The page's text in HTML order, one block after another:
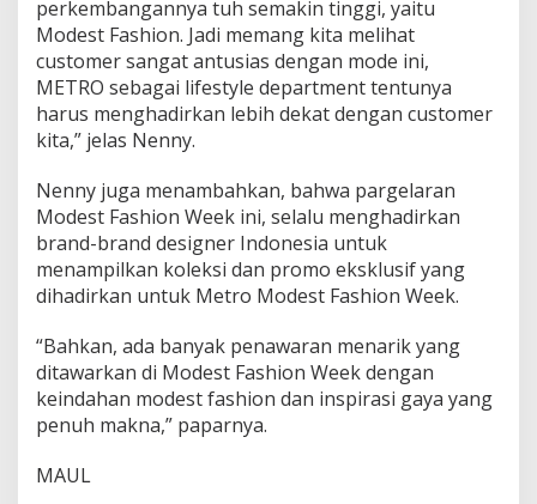
perkembangannya tuh semakin tinggi, yaitu
Modest Fashion. Jadi memang kita melihat
customer sangat antusias dengan mode ini,
METRO sebagai lifestyle department tentunya
harus menghadirkan lebih dekat dengan customer
kita,” jelas Nenny.
Nenny juga menambahkan, bahwa pargelaran
Modest Fashion Week ini, selalu menghadirkan
brand-brand designer Indonesia untuk
menampilkan koleksi dan promo eksklusif yang
dihadirkan untuk Metro Modest Fashion Week.
“Bahkan, ada banyak penawaran menarik yang
ditawarkan di Modest Fashion Week dengan
keindahan modest fashion dan inspirasi gaya yang
penuh makna,” paparnya.
MAUL